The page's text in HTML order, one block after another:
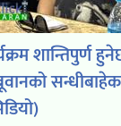
शान्तिपुर्ण